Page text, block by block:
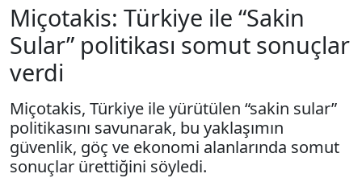
Miçotakis: Türkiye ile “Sakin
Sular” politikası somut sonuçlar
verdi
Miçotakis, Türkiye ile yürütülen “sakin sular”
politikasını savunarak, bu yaklaşımın
güvenlik, göç ve ekonomi alanlarında somut
sonuçlar ürettiğini söyledi.